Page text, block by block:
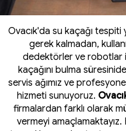
Ovacık'da su kaçağı tespiti
gerek kalmadan,
dedektörler ve robotlar
kaçağını bulma
servis ağımız ve
hizmeti sunuyoruz.
firmalardan farklı olarak
vermeyi